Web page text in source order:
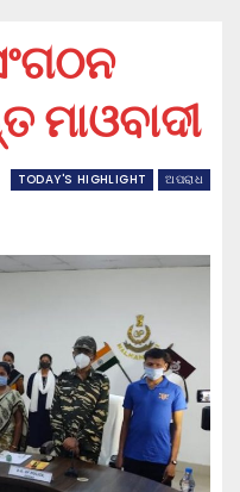
ମାଓବାଦୀ
TODAY'S HIGHLIGHT ଅପରାଧ